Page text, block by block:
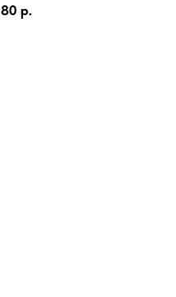
80 р.